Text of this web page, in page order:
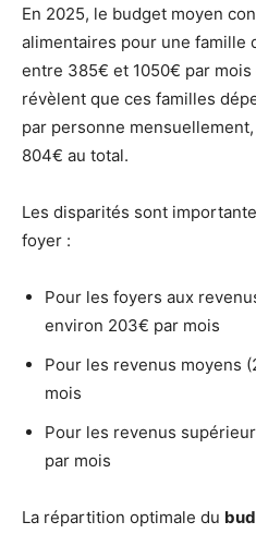
En 2025, le budget moyen
alimentaires pour une famille
entre 385€ et 1050€ par mois
révèlent que ces familles
par personne
804€ au total.
Les disparités sont
foyer :
Pour les foyers aux
environ 203€ par mois
Pour les revenus moyens
mois
Pour les revenus
par mois
La répartition optimale du